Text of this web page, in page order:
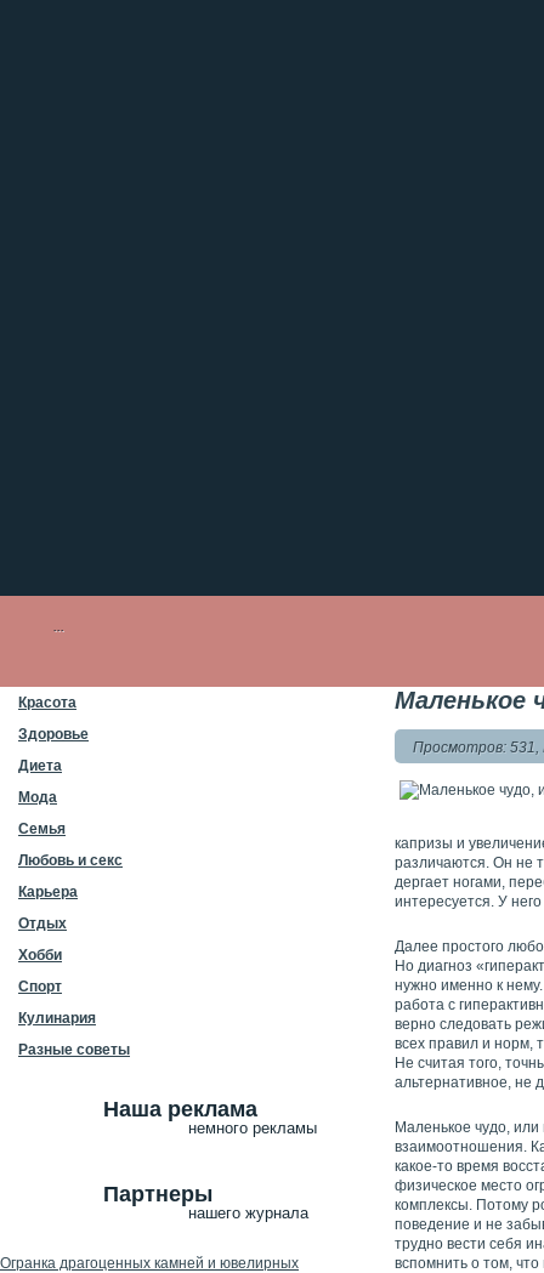
Маленькое
Просмотров:
капризы и
различаются. Он не
дергает ногами,
интересуется. У
Далее простого
Но диагноз
нужно именно к
работа с
верно следовать
всех правил и норм,
Не считая того,
альтернативное, не
Маленькое чудо, или
взаимоотношения.
какое-то время
физическое место
комплексы. Потому
поведение и не
трудно вести себя
вспомнить о том,
Красота
Здоровье
Диета
Мода
Семья
Любовь и секс
Карьера
Отдых
Хобби
Спорт
Кулинария
Разные советы
Наша реклама
немного рекламы
Партнеры
нашего журнала
Огранка драгоценных камней и ювелирных